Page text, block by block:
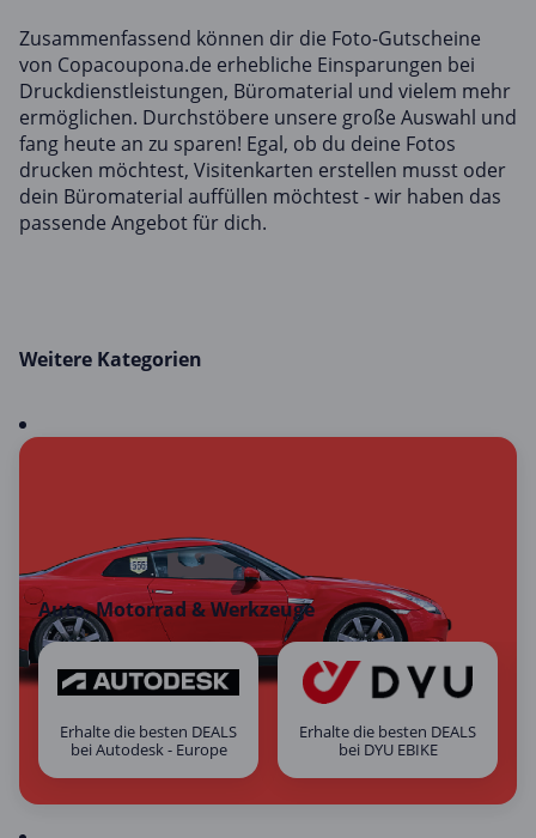
Zusammenfassend können dir die Foto-Gutscheine
von Copacoupona.de erhebliche Einsparungen bei
Druckdienstleistungen, Büromaterial und vielem mehr
ermöglichen. Durchstöbere unsere große Auswahl und
fang heute an zu sparen! Egal, ob du deine Fotos
drucken möchtest, Visitenkarten erstellen musst oder
dein Büromaterial auffüllen möchtest - wir haben das
passende Angebot für dich.
Weitere Kategorien
Auto, Motorrad & Werkzeuge
Erhalte die besten DEALS
bei Autodesk - Europe
Erhalte die besten DEALS
bei DYU EBIKE